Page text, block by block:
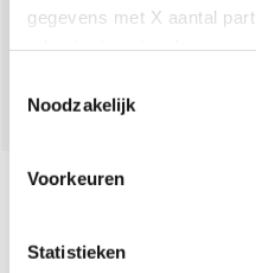
gegevens met X aantal
en de bewaartermijnen
gegevensverwerking staat
Noodzakelijk
Voorkeuren
Statistieken
Volg
Online aanbieder
webshop mag